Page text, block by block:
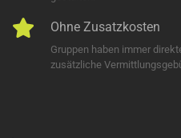
Ohne Zusatzkosten
Gruppen haben immer
zusätzliche